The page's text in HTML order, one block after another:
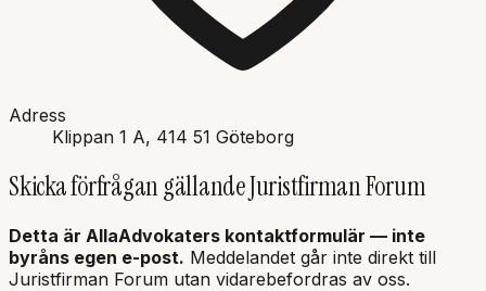
Adress
Klippan 1 A, 414 51 Göteborg
Skicka förfrågan gällandeJuristfirman Forum
Detta är AllaAdvokaters kontaktformulär — inte
byråns egen e-post. Meddelandet går inte direkt till
Juristfirman Forum utan vidarebefordras av oss.